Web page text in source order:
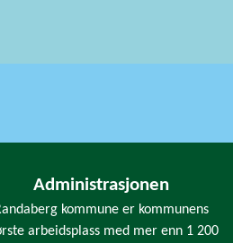
Administrasjonen
kommune er kommunens
arbeidsplass med mer enn 1 200